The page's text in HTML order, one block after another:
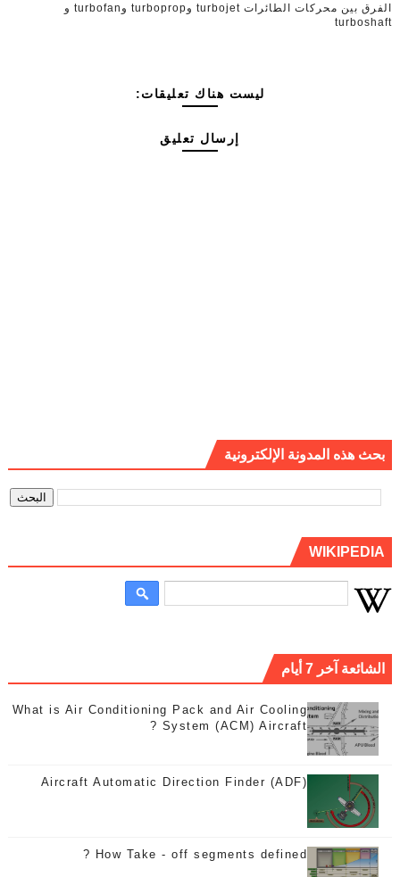
الفرق بين محركات الطائرات turbojet وturboprop وturbofan و
turboshaft
ليست هناك تعليقات:
إرسال تعليق
بحث هذه المدونة الإلكترونية
WIKIPEDIA
الشائعة آخر 7 أيام
What is Air Conditioning Pack and Air Cooling
System (ACM) Aircraft ?
Aircraft Automatic Direction Finder (ADF)
How Take - off segments defined ?